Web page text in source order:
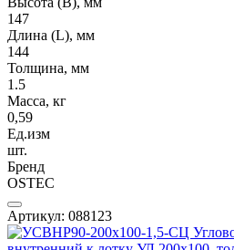
147
Длина (L), мм
144
Толщина, мм
1.5
Масса, кг
0,59
Ед.изм
шт.
Бренд
OSTEC
Артикул: 088123